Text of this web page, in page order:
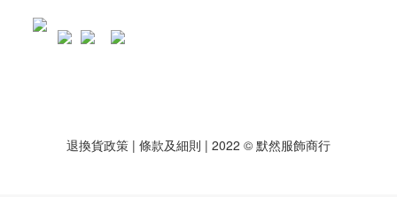
退換貨政策 | 條款及細則 | 2022 © 默然服飾商行